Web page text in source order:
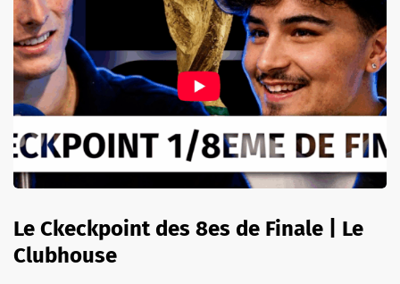
Le Ckeckpoint des 8es de Finale | Le
Clubhouse